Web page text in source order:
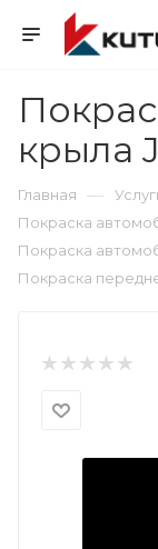
крыла
Главная —
Покраска
Покраска
Покраска